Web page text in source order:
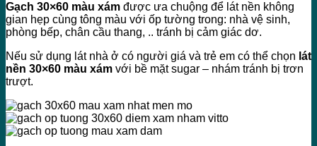
Gạch 30×60 màu xám được ưa chuộng để lát nền không
gian hẹp cùng tông màu với ốp tường trong: nhà vệ sinh,
phòng bếp, chân cầu thang, .. tránh bị cảm giác dơ.
Nếu sử dụng lát nhà ở có người giá và trẻ em có thể chọn lát
nền 30×60 màu xám với bề mặt sugar – nhám tránh bị trơn
trượt.